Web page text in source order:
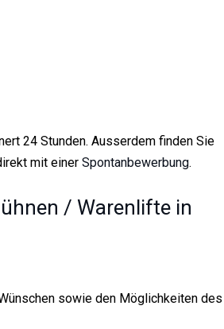
24 Stunden. Ausserdem finden Sie
mit einer Spontanbewerbung.
/ Warenlifte in
sowie den Möglichkeiten des